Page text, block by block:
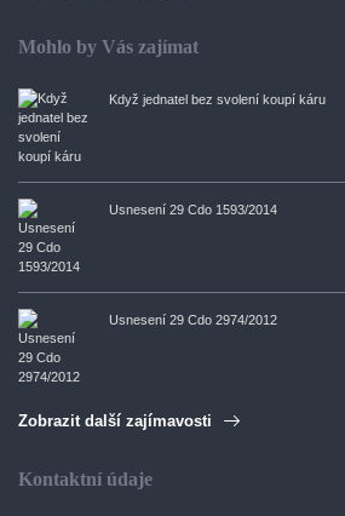
Mohlo by Vás zajímat
Když jednatel bez svolení koupí káru
Usnesení 29 Cdo 1593/2014
Usnesení 29 Cdo 2974/2012
Zobrazit další zajímavosti
Kontaktní údaje